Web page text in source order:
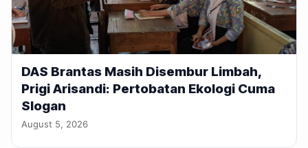
DAS Brantas Masih Disembur Limbah,
Prigi Arisandi: Pertobatan Ekologi Cuma
Slogan
August 5, 2026